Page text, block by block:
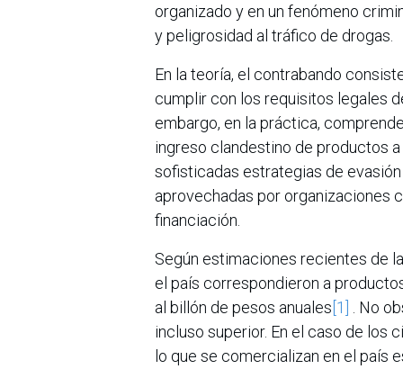
organizado y en un fenómeno
y peligrosidad al tráfico de drogas.
En la teoría, el contrabando
cumplir con los requisitos legales
embargo, en la práctica,
ingreso clandestino de productos
sofisticadas estrategias de
aprovechadas por organizaciones
financiación.
Según estimaciones recientes de
el país correspondieron a
al billón de pesos anuales[1] . No
incluso superior. En el caso de los
lo que se comercializan en el país